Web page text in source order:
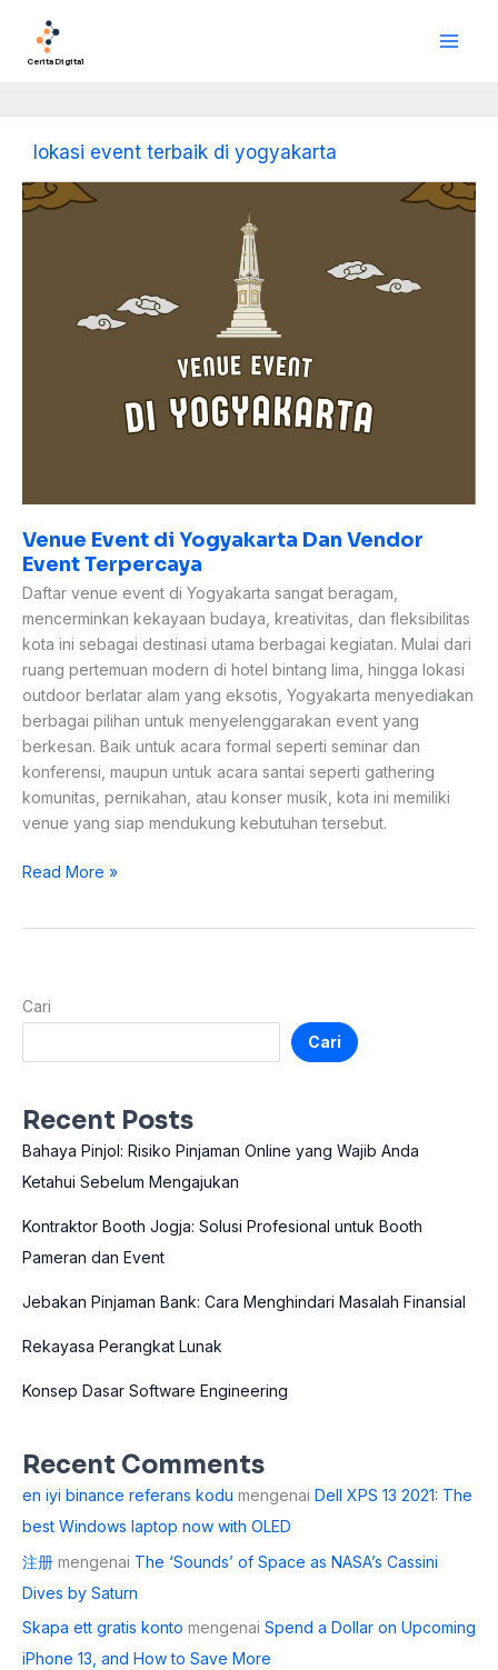
kontenCerita Digital
lokasi event terbaik di yogyakarta
Venue Event di Yogyakarta Dan Vendor
Event Terpercaya
Daftar venue event di Yogyakarta sangat beragam,
mencerminkan kekayaan budaya, kreativitas, dan fleksibilitas
kota ini sebagai destinasi utama berbagai kegiatan. Mulai dari
ruang pertemuan modern di hotel bintang lima, hingga lokasi
outdoor berlatar alam yang eksotis, Yogyakarta menyediakan
berbagai pilihan untuk menyelenggarakan event yang
berkesan. Baik untuk acara formal seperti seminar dan
konferensi, maupun untuk acara santai seperti gathering
komunitas, pernikahan, atau konser musik, kota ini memiliki
venue yang siap mendukung kebutuhan tersebut.
Venue
Read More »
Cari
Cari
Recent Posts
Bahaya Pinjol: Risiko Pinjaman Online yang Wajib Anda
Ketahui Sebelum Mengajukan
Kontraktor Booth Jogja: Solusi Profesional untuk Booth
Pameran dan Event
Jebakan Pinjaman Bank: Cara Menghindari Masalah Finansial
Rekayasa Perangkat Lunak
Konsep Dasar Software Engineering
Recent Comments
en iyi binance referans kodu mengenai Dell XPS 13 2021: The
best Windows laptop now with OLED
注册 mengenai The ‘Sounds’ of Space as NASA’s Cassini
Dives by Saturn
Skapa ett gratis konto mengenai Spend a Dollar on Upcoming
iPhone 13, and How to Save More